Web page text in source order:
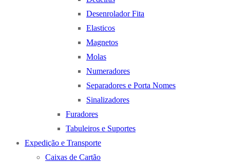
Desenrolador Fita
Elasticos
Magnetos
Molas
Numeradores
Separadores e Porta Nomes
Sinalizadores
Furadores
Tabuleiros e Suportes
Expedição e Transporte
Caixas de Cartão